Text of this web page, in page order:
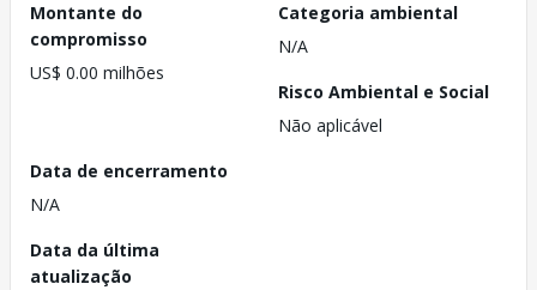
Montante do
compromisso
US$ 0.00 milhões
Categoria ambiental
N/A
Risco Ambiental e Social
Não aplicável
Data de encerramento
N/A
Data da última
atualização